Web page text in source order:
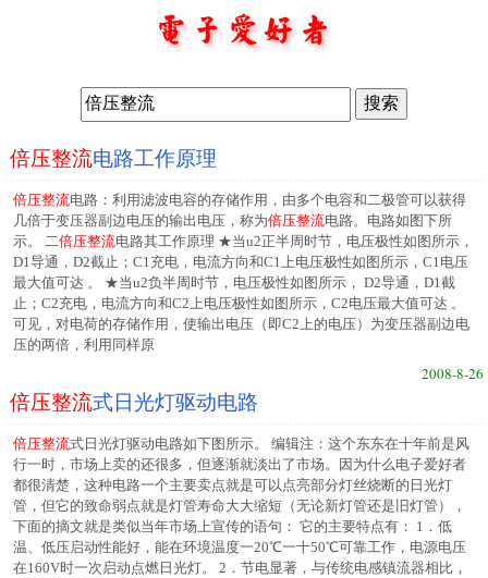
倍压整流电路工作原理
倍压整流电路：利用滤波电容的存储作用，由多个电容和二极管可以获得
几倍于变压器副边电压的输出电压，称为倍压整流电路。电路如图下所
示。 二倍压整流电路其工作原理 ★当u2正半周时节，电压极性如图所示，
D1导通，D2截止；C1充电，电流方向和C1上电压极性如图所示，C1电压
最大值可达 。 ★当u2负半周时节，电压极性如图所示， D2导通，D1截
止；C2充电，电流方向和C2上电压极性如图所示，C2电压最大值可达 。
可见，对电荷的存储作用，使输出电压（即C2上的电压）为变压器副边电
压的两倍，利用同样原
2008-8-26
倍压整流式日光灯驱动电路
倍压整流式日光灯驱动电路如下图所示。 编辑注：这个东东在十年前是风
行一时，市场上卖的还很多，但逐渐就淡出了市场。因为什么电子爱好者
都很清楚，这种电路一个主要卖点就是可以点亮部分灯丝烧断的日光灯
管，但它的致命弱点就是灯管寿命大大缩短（无论新灯管还是旧灯管），
下面的摘文就是类似当年市场上宣传的语句： 它的主要特点有： 1．低
温、低压启动性能好，能在环境温度一20℃一十50℃可靠工作，电源电压
在160V时一次启动点燃日光灯。 2．节电显著，与传统电感镇流器相比，